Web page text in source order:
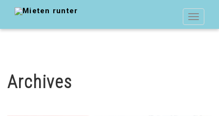
Toggle
Archives